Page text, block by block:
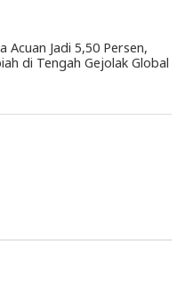
Acuan Jadi 5,50 Persen,
di Tengah Gejolak Global